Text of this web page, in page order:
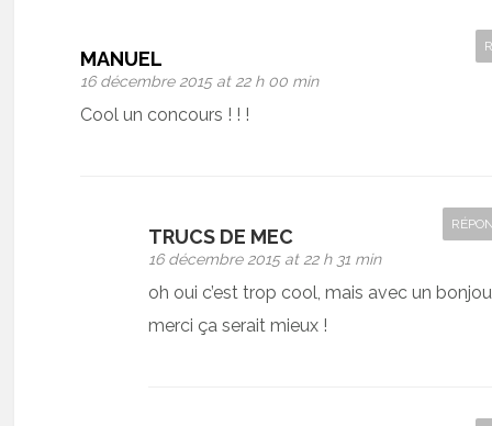
MANUEL
16 décembre 2015 at 22 h 00 min
Cool un concours ! ! !
TRUCS DE MEC
16 décembre 2015 at 22 h 31 min
oh oui c’est trop cool, mais avec un
merci ça serait mieux !